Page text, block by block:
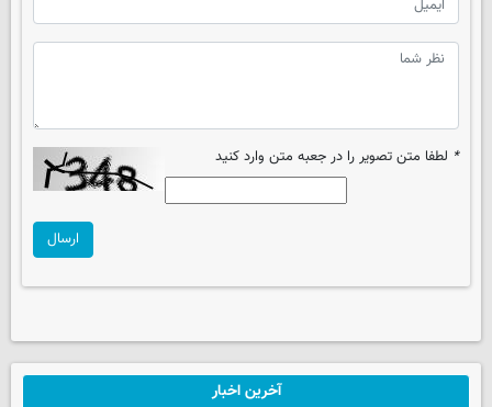
* لطفا متن تصویر را در جعبه متن وارد کنید
ارسال
آخرین اخبار